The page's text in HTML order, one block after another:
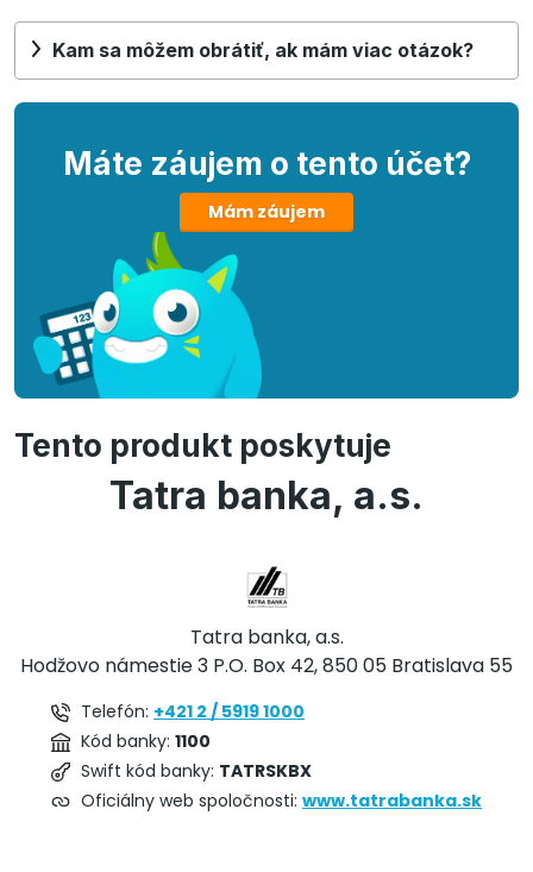
Kam sa môžem obrátiť, ak mám viac otázok?
Máte záujem o tento účet?
Mám záujem
Tento produkt poskytuje
Tatra banka, a.s.
Tatra banka, a.s.
Hodžovo námestie 3 P.O. Box 42, 850 05 Bratislava 55
Telefón: +421 2 / 5919 1000
Kód banky: 1100
Swift kód banky: TATRSKBX
Oficiálny web spoločnosti: www.tatrabanka.sk